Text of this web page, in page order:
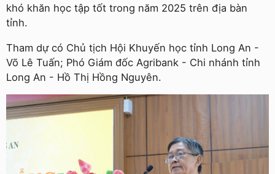
khó khăn học tập tốt trong năm 2025 trên địa bàn
tỉnh.
Tham dự có Chủ tịch Hội Khuyến học tỉnh Long An -
Võ Lê Tuấn; Phó Giám đốc Agribank - Chi nhánh tỉnh
Long An - Hồ Thị Hồng Nguyên.